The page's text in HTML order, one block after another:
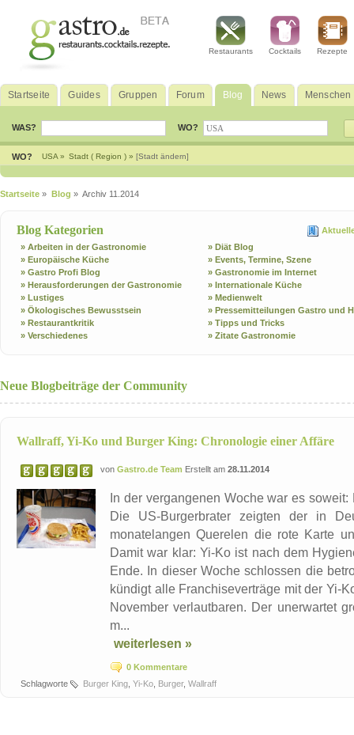
Restaurants Cocktails Rezepte
Startseite Guides Gruppen Forum Blog News Menschen
WAS? WO?
WO? USA » Stadt ( Region ) » [Stadt ändern]
Startseite » Blog » Archiv 11.2014
Blog Kategorien
» Arbeiten in der Gastronomie
» Diät Blog
» Europäische Küche
» Events, Termine, Szene
» Gastro Profi Blog
» Gastronomie im Internet
» Herausforderungen der Gastronomie
» Internationale Küche
» Lustiges
» Medienwelt
» Ökologisches Bewusstsein
» Pressemitteilungen Gastro und
» Restaurantkritik
» Tipps und Tricks
» Verschiedenes
» Zitate Gastronomie
Neue Blogbeiträge der Community
Wallraff, Yi-Ko und Burger King: Chronologie einer Affäre
von Gastro.de Team Erstellt am 28.11.2014
In der vergangenen Woche war es
Die US-Burgerbrater zeigten der in
monatelangen Querelen die rote Karte
Damit war klar: Yi-Ko ist nach dem
Ende. In dieser Woche schlossen die
kündigt alle Franchiseverträge mit der Yi-
November verlautbaren. Der unerwartet
m...
weiterlesen »
0 Kommentare
Schlagworte
Burger King Yi-Ko Burger, Wallraff